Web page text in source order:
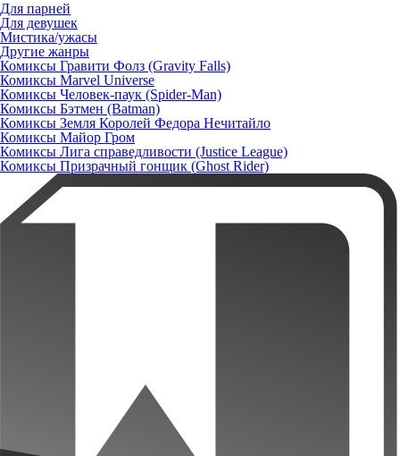
Для парней
Для девушек
Мистика/ужасы
Другие жанры
Комиксы Гравити Фолз (Gravity Falls)
Комиксы Marvel Universe
Комиксы Человек-паук (Spider-Man)
Комиксы Бэтмен (Batman)
Комиксы Земля Королей Федора Нечитайло
Комиксы Майор Гром
Комиксы Лига справедливости (Justice League)
Комиксы Призрачный гонщик (Ghost Rider)